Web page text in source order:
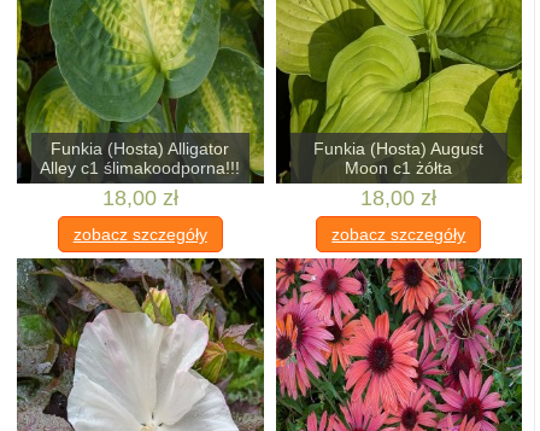
Funkia (Hosta) Alligator
Alley c1 ślimakoodporna!!!
18,00 zł
zobacz szczegóły
Funkia (Hosta) August
Moon c1 żółta
18,00 zł
zobacz szczegóły